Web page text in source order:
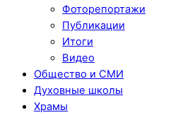
Фоторепортажи
Публикации
Итоги
Видео
Общество и СМИ
Духовные школы
Храмы